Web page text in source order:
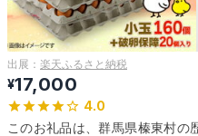
出展： 楽天ふるさと納税
¥17,000
4.0
このお礼品は、群馬県榛東村の